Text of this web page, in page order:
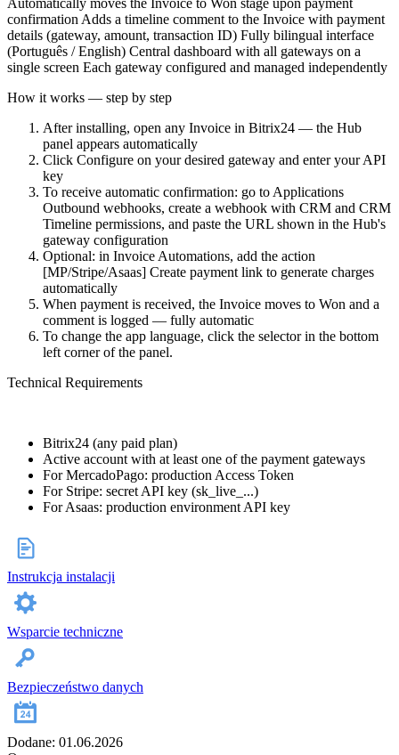
Automatically moves the Invoice to Won stage upon payment
confirmation Adds a timeline comment to the Invoice with payment
details (gateway, amount, transaction ID) Fully bilingual interface
(Português / English) Central dashboard with all gateways on a
single screen Each gateway configured and managed independently
How it works — step by step
After installing, open any Invoice in Bitrix24 — the Hub
panel appears automatically
Click Configure on your desired gateway and enter your API
key
To receive automatic confirmation: go to Applications
Outbound webhooks, create a webhook with CRM and CRM
Timeline permissions, and paste the URL shown in the Hub's
gateway configuration
Optional: in Invoice Automations, add the action
[MP/Stripe/Asaas] Create payment link to generate charges
automatically
When payment is received, the Invoice moves to Won and a
comment is logged — fully automatic
To change the app language, click the selector in the bottom
left corner of the panel.
Technical Requirements
Bitrix24 (any paid plan)
Active account with at least one of the payment gateways
For MercadoPago: production Access Token
For Stripe: secret API key (sk_live_...)
For Asaas: production environment API key
Instrukcja instalacji
Wsparcie techniczne
Bezpieczeństwo danych
Dodane: 01.06.2026